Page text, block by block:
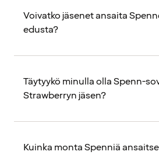
Voivatko jäsenet ansaita
edusta?
Täytyykö minulla olla Spenn-
Strawberryn jäsen?
Kuinka monta Spenniä